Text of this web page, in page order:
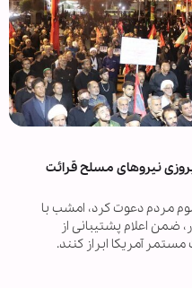
نیروهای مسلح قرائت
مردم دعوت کرد، امشب با
اعلام پشتیبانی از
آمریکا ابراز کنند.